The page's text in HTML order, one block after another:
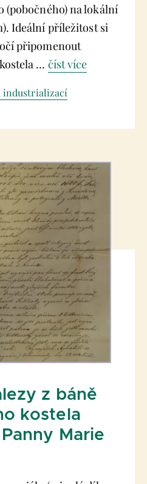
(pobočného) na lokální
Ideální příležitost si
připomenout
… číst více
industrializací
z báně
kostela
Marie